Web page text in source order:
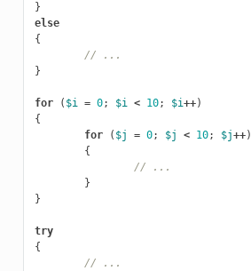
}
else
{
// ...
}
for ( $i = 0; $i < 10; $i++)
{
for
( $j = 0; $j < 10; $j++)
{
// ...
}
}
try
{
// ...